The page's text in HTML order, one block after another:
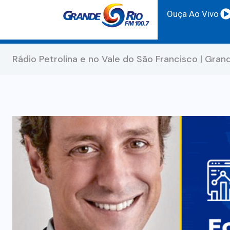
Ouça Ao Vivo
Rádio Petrolina e no Vale do São Francisco |